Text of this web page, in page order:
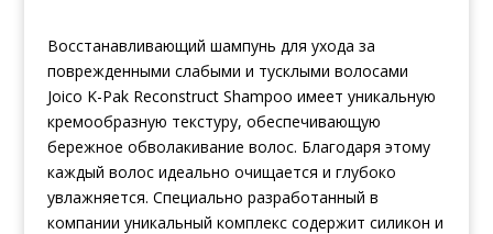
Восстанавливающий шампунь для ухода за
поврежденными слабыми и тусклыми волосами
Joico K-Pak Reconstruct Shampoo имеет уникальную
кремообразную текстуру, обеспечивающую
бережное обволакивание волос. Благодаря этому
каждый волос идеально очищается и глубоко
увлажняется. Специально разработанный в
компании уникальный комплекс содержит силикон и